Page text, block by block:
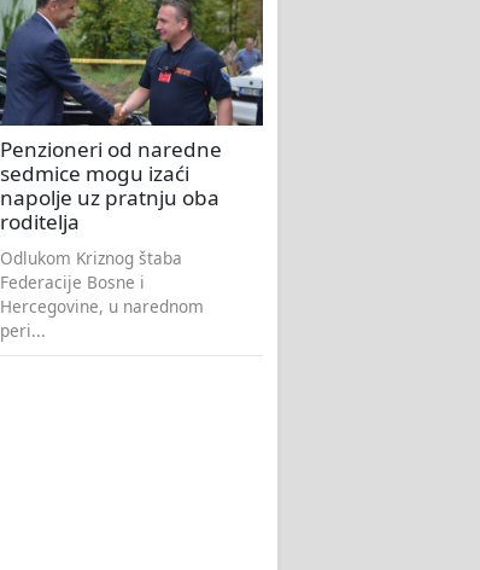
Penzioneri od naredne
sedmice mogu izaći
napolje uz pratnju oba
roditelja
Odlukom Kriznog štaba
Federacije Bosne i
Hercegovine, u narednom
peri...